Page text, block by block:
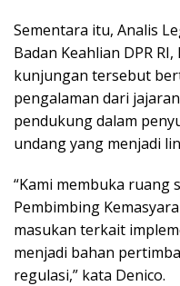
Sementara itu, Analis
Badan Keahlian DPR
kunjungan tersebut
pengalaman dari
pendukung dalam
undang yang menjadi
“Kami membuka ruang
Pembimbing
masukan terkait
menjadi bahan
regulasi,” kata Denico.